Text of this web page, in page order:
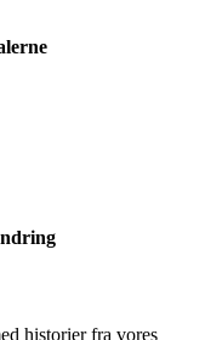
historier fra vores